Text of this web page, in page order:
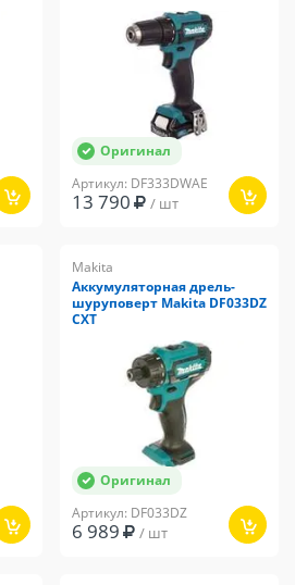
Оригинал
Артикул: DF333DWAE
13 790 / шт
Makita
Аккумуляторная дрель-
шуруповерт Makita DF033DZ
CXT
Оригинал
Артикул: DF033DZ
6 989 / шт